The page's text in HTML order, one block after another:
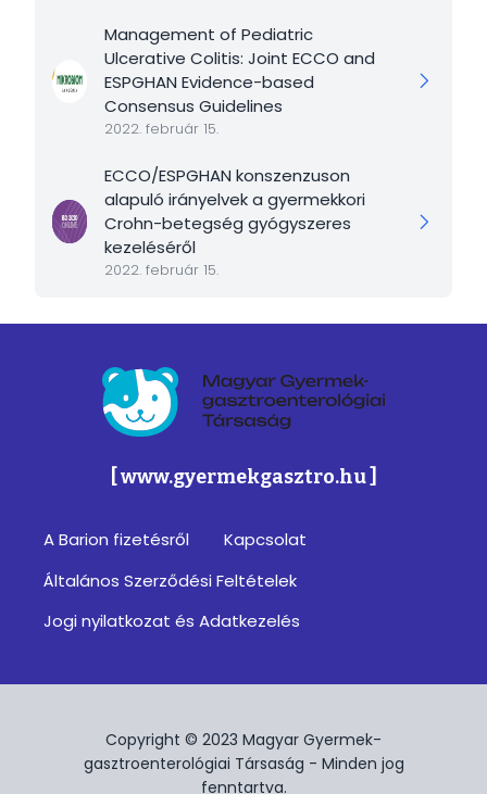
Management of Pediatric
Ulcerative Colitis: Joint ECCO and
ESPGHAN Evidence-based
Consensus Guidelines
2022. február 15.
ECCO/ESPGHAN konszenzuson
alapuló irányelvek a gyermekkori
Crohn-betegség gyógyszeres
kezeléséről
2022. február 15.
[ www.gyermekgasztro.hu ]
A Barion fizetésről
Kapcsolat
Általános Szerződési Feltételek
Jogi nyilatkozat és Adatkezelés
Copyright © 2023 Magyar Gyermek-
gasztroenterológiai Társaság - Minden jog
fenntartva.